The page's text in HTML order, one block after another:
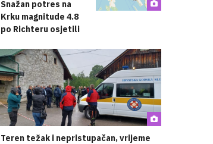
Snažan potres na
Krku magnitude 4.8
po Richteru osjetili
županiji
Teren težak i nepristupačan, vrijeme